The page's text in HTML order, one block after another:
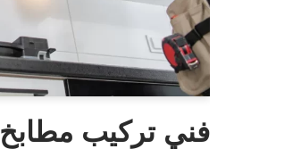
فني تركيب مطابخ